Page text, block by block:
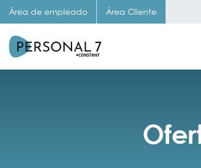
Área de empleado Área Cliente